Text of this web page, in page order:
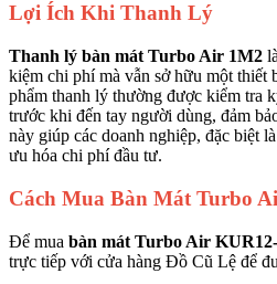
Lợi Ích Khi Thanh Lý
Thanh lý bàn mát Turbo Air 1M2
kiệm chi phí mà vẫn sở hữu một thiết
phẩm thanh lý thường được kiểm tra
trước khi đến tay người dùng, đảm
này giúp các doanh nghiệp, đặc biệt
ưu hóa chi phí đầu tư​.
Cách Mua Bàn Mát Turbo
Để mua bàn mát Turbo Air
trực tiếp với cửa hàng Đồ Cũ Lệ để